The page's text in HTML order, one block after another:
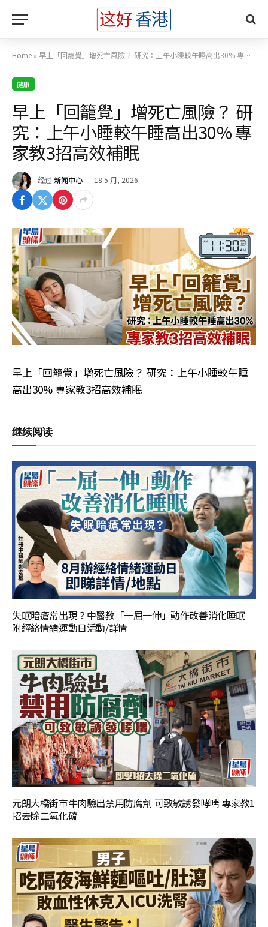
Home » 早上「回籠覺」增死亡風險？ 研究：上午小睡較午睡高出30% 專家教3招高效補眠
健康
早上「回籠覺」增死亡風險？ 研
究：上午小睡較午睡高出30% 專
家教3招高效補眠
经过 新闻中心 18 5 月, 2026
早上「回籠覺」增死亡風險？ 研究：上午小睡較午睡
高出30% 專家教3招高效補眠
继续阅读
失眠暗瘡常出現？中醫教「一屈一伸」動作改善消化睡眠
附經絡情緒運動日活動/詳情
元朗大橋街市牛肉驗出禁用防腐劑 可致敏誘發哮喘 專家教1
招去除二氧化硫